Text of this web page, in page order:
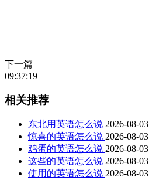
下一篇
09:37:19
相关推荐
东北用英语怎么说 2026-08-03
惊喜的英语怎么说 2026-08-03
鸡蛋的英语怎么说 2026-08-03
这些的英语怎么说 2026-08-03
使用的英语怎么说 2026-08-03